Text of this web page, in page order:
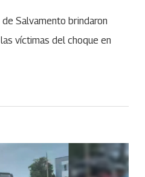
Salvamento brindaron
víctimas del choque en